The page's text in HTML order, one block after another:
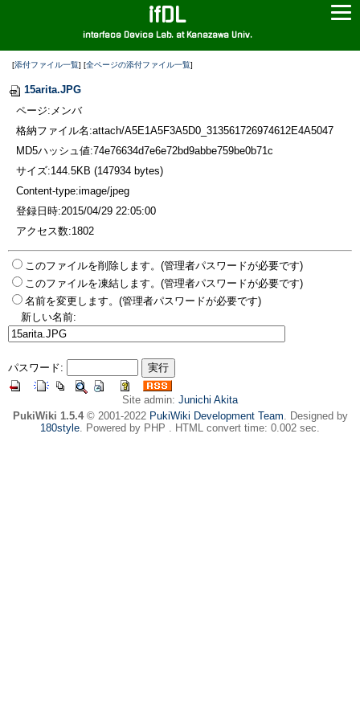
ifDL
interface Device Lab. at Kanazawa Univ.
[添付ファイル一覧] [全ページの添付ファイル一覧]
15arita.JPG
ページ:メンバ
格納ファイル名:attach/A5E1A5F3A5D0_313561726974612E4A5047
MD5ハッシュ値:74e76634d7e6e72bd9abbe759be0b71c
サイズ:144.5KB (147934 bytes)
Content-type:image/jpeg
登録日時:2015/04/29 22:05:00
アクセス数:1802
このファイルを削除します。(管理者パスワードが必要です)
このファイルを凍結します。(管理者パスワードが必要です)
名前を変更します。(管理者パスワードが必要です)
新しい名前:
パスワード:
Site admin: Junichi Akita
PukiWiki 1.5.4© 2001-2022 PukiWiki Development Team. Designed by
180style. Powered by PHP . HTML convert time: 0.002 sec.